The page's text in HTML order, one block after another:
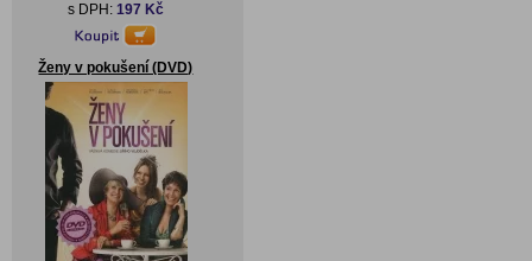
s DPH: 197 Kč
Ženy v pokušení (DVD)